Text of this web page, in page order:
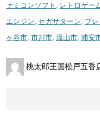
ァミコンソフト , レトロゲー
エンジン, セガサターン, プ
ヶ谷市, 市川市, 流山市, 浦安
桃太郎王国松戸五香